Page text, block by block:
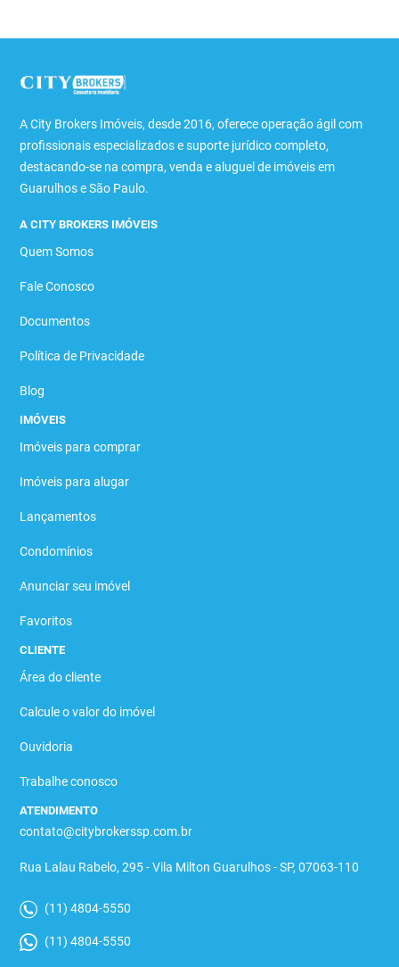
A City Brokers Imóveis, desde 2016, oferece operação ágil com
profissionais especializados e suporte jurídico completo,
destacando-se na compra, venda e aluguel de imóveis em
Guarulhos e São Paulo.
A CITY BROKERS IMÓVEIS
Quem Somos
Fale Conosco
Documentos
Política de Privacidade
Blog
IMÓVEIS
Imóveis para comprar
Imóveis para alugar
Lançamentos
Condomínios
Anunciar seu imóvel
Favoritos
CLIENTE
Área do cliente
Calcule o valor do imóvel
Ouvidoria
Trabalhe conosco
ATENDIMENTO
contato@citybrokerssp.com.br
Rua Lalau Rabelo, 295 - Vila Milton Guarulhos - SP, 07063-110
(11) 4804-5550
(11) 4804-5550